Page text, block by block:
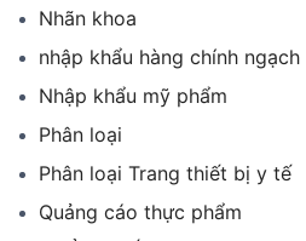
Nhãn khoa
nhập khẩu hàng chính ngạch
Nhập khẩu mỹ phẩm
Phân loại
Phân loại Trang thiết bị y tế
Quảng cáo thực phẩm